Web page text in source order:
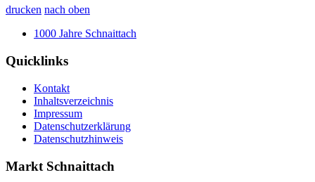
drucken nach oben
1000 Jahre Schnaittach
Quicklinks
Kontakt
Inhaltsverzeichnis
Impressum
Datenschutzerklärung
Datenschutzhinweis
Markt Schnaittach